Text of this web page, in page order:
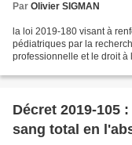
Par Olivier SIGMAN
la loi 2019-180 visant à
pédiatriques par la
professionnelle et le droit
Décret 2019-105
sang total en